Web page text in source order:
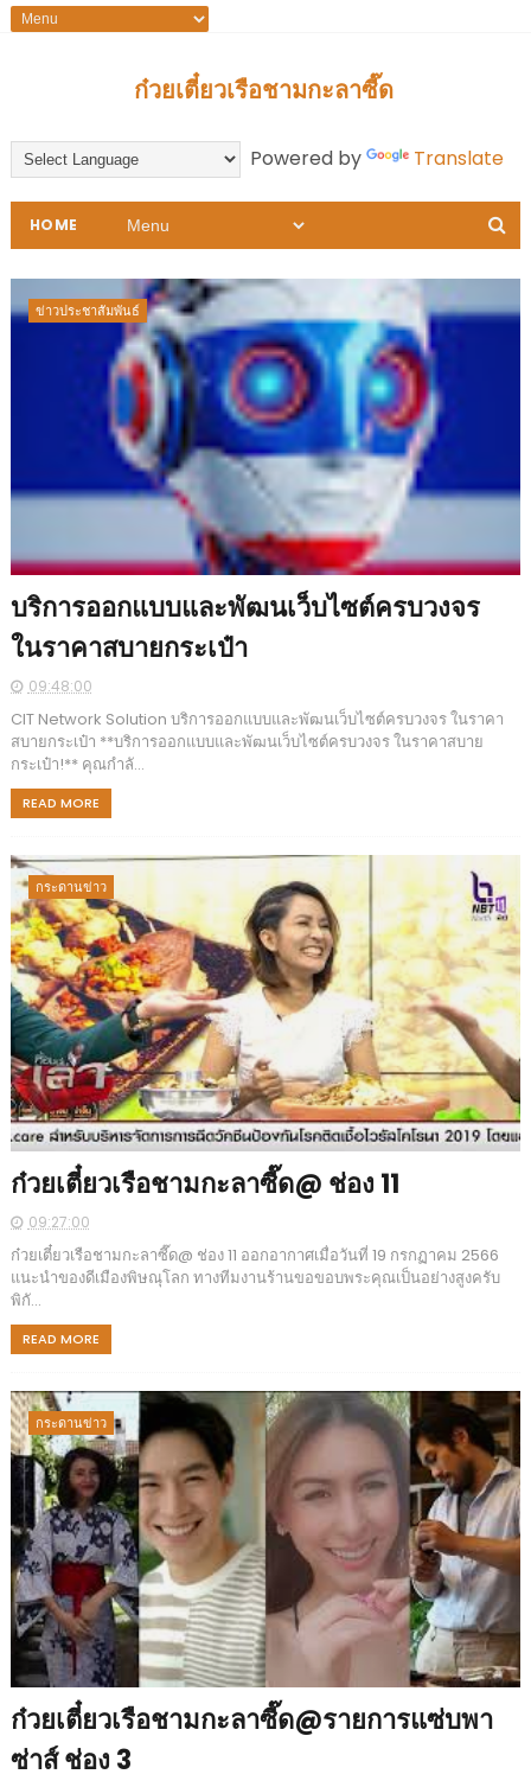
ก๋วยเตี๋ยวเรือชามกะลาซี๊ด
Powered by Translate
HOME
ข่าวประชาสัมพันธ์
บริการออกแบบและพัฒนเว็บไซต์ครบวงจร
ในราคาสบายกระเป๋า
09:48:00
CIT Network Solution บริการออกแบบและพัฒนเว็บไซต์ครบวงจร ในราคา
สบายกระเป๋า **บริการออกแบบและพัฒนเว็บไซต์ครบวงจร ในราคาสบาย
กระเป๋า!** คุณกำลั...
READ MORE
กระดานข่าว
ก๋วยเตี๋ยวเรือชามกะลาซี๊ด@ ช่อง 11
09:27:00
ก๋วยเตี๋ยวเรือชามกะลาซี๊ด@ ช่อง 11 ออกอากาศเมื่อวันที่ 19 กรกฏาคม 2566
แนะนำของดีเมืองพิษณุโลก ทางทีมงานร้านขอขอบพระคุณเป็นอย่างสูงครับ
พิกั...
READ MORE
กระดานข่าว
ก๋วยเตี๋ยวเรือชามกะลาซี๊ด@รายการแซ่บพา
ซ่าส์ ช่อง 3